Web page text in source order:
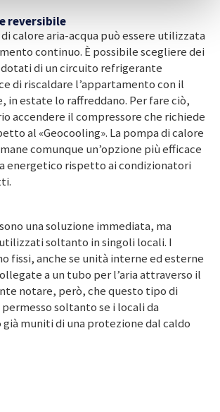
reversibile
calore aria-acqua può essere utilizzata
continuo. È possibile scegliere dei
di un circuito refrigerante
di riscaldare l’appartamento con il
in estate lo raffreddano. Per fare ciò,
accendere il compressore che richiede
al «Geocooling». La pompa di calore
comunque un’opzione più efficace
energetico rispetto ai condizionatori
una soluzione immediata, ma
soltanto in singoli locali. I
fissi, anche se unità interne ed esterne
a un tubo per l’aria attraverso il
notare, però, che questo tipo di
soltanto se i locali da
già muniti di una protezione dal caldo